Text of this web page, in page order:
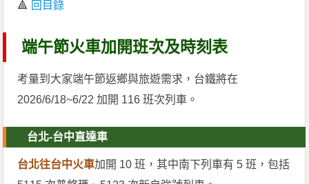
🔺 回目錄
端午節火車加開班次及時刻表
考量到大家端午節返鄉與旅遊需求，台鐵將在
2026/6/18~6/22 加開 116 班次列車。
台北-台中直達車
台北往台中火車加開 10 班，其中南下列車有 5 班，包括